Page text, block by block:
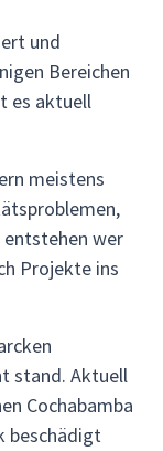
und
Bereichen
es aktuell
meistens
wer
Projekte ins
stand. Aktuell
Cochabamba
beschädigt